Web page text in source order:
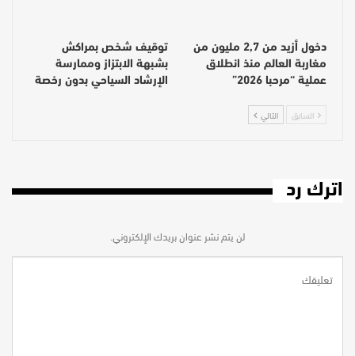
دخول أزيد من 2,7 مليون من
مغاربة العالم منذ انطلاق
عملية “مرحبا 2026”
توقيف شخص بمراكش
بشبهة الابتزاز وممارسة
الإرشاد السياحي بدون رخصة
السابق التالي
اترك رد
لن يتم نشر عنوان بريدك الإلكتروني.